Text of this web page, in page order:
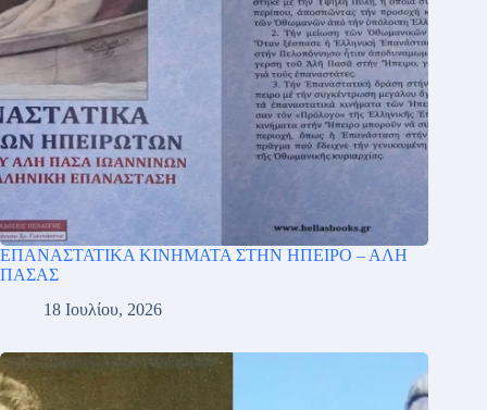
ΕΠΑΝΑΣΤΑΤΙΚΑ ΚΙΝΗΜΑΤΑ ΣΤΗΝ ΗΠΕΙΡΟ – ΑΛΗ
ΠΑΣΑΣ
18 Ιουλίου, 2026